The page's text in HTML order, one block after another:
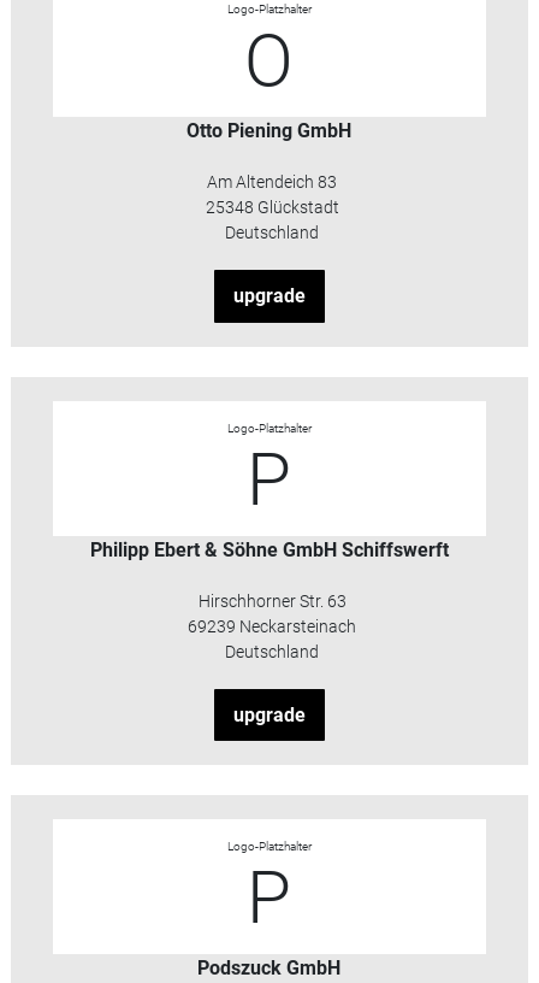
Logo-Platzhalter
O
Otto Piening GmbH
Am Altendeich 83
25348 Glückstadt
Deutschland
upgrade
Logo-Platzhalter
P
Philipp Ebert & Söhne GmbH Schiffswerft
Hirschhorner Str. 63
69239 Neckarsteinach
Deutschland
upgrade
Logo-Platzhalter
P
Podszuck GmbH